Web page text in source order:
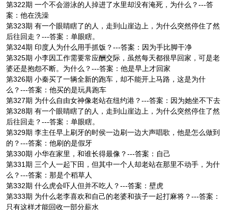
第322期 一个不会游泳的人掉进了水里却没有淹死，为什么？---答
案：他在洗澡
第323期 有一个眼睛瞎了的人，走到山崖边上，为什么突然停住了然
后往回走？---答案：单眼瞎。
第324期 印度人为什么用手抓饭？---答案：因为手比脚干净
第325期 小李因工作需要常应酬交际，虽然每天都很早回家，可是老
婆还是抱怨不断。为什么？---答案：他是早上才回家
第326期 小秦买了一辆全新的跑车，却不能开上马路，这是为什
么？---答案：他买的是玩具跑车
第327期 为什么自由女神像老站在纽约港？---答案：因为她坐不下去
第328期 有一个眼睛瞎了的人，走到山崖边上，为什么突然停住了然
后往回走？---答案：单眼瞎。
第329期 李主任早上刷牙的时侯一边刷一边大声唱歌，他是怎么做到
的？---答案：他刷的是假牙
第330期 小华在家里，和谁长得最像？---答案：自己
第331期 三个人一起下田，但其中一个人却老站在那里不动手，为什
么？---答案：那是个稻草人
第332期 什么虎会吓人但并不吃人？---答案：壁虎
第333期 为什么老李喜欢和自己的老婆和孩子一起打麻将？---答案：
只有这样才能回收一部分薪水